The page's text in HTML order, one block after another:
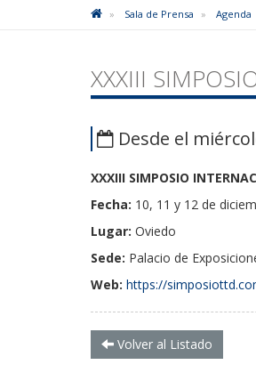
Sala de Prensa Agenda
XXXIII
Desde el
XXXIII SIMPOSIO
Fecha: 10, 11 y 12 de
Lugar: Oviedo
Sede: Palacio de
Web: https://
Volver al Listado